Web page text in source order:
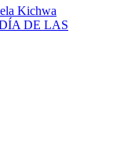
Kichwa
DE LAS